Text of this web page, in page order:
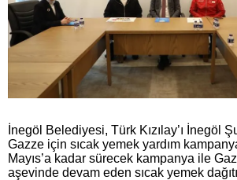
İnegöl Belediyesi, Türk Kızılay’ı İnegöl
Gazze için sıcak yemek yardım
Mayıs’a kadar sürecek kampanya ile
aşevinde devam eden sıcak yemek